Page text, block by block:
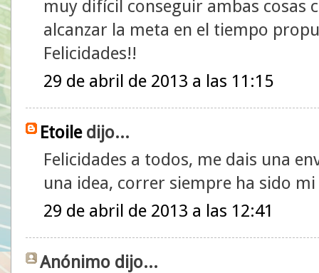
muy difícil conseguir ambas cosas
alcanzar la meta en el tiempo
Felicidades!!
29 de abril de 2013 a las 11:15
Etoiledijo...
Felicidades a todos, me dais una
una idea, correr siempre ha sido
29 de abril de 2013 a las 12:41
Anónimo dijo...